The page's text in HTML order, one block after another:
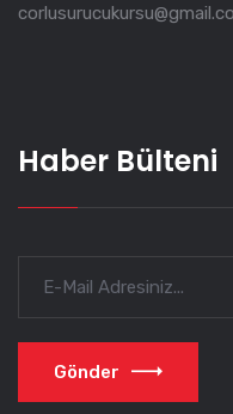
Haber Bülteni
Gönder